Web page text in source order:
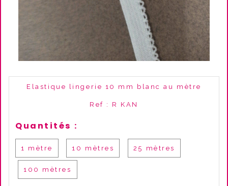
Elastique lingerie 10 mm blanc au mètre
Ref : R KAN
Quantités :
1 mètre 10 mètres 25 mètres
100 mètres